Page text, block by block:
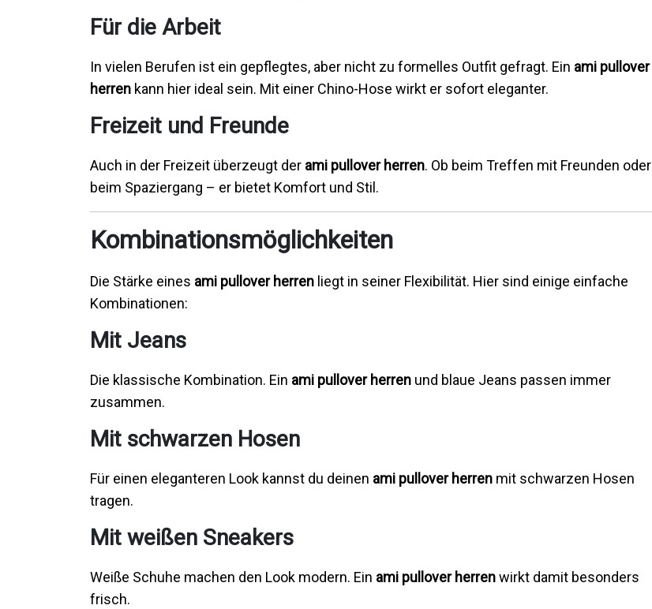
Für die Arbeit
In vielen Berufen ist ein gepflegtes, aber nicht zu formelles Outfit gefragt. Ein ami pullover
herren kann hier ideal sein. Mit einer Chino-Hose wirkt er sofort eleganter.
Freizeit und Freunde
Auch in der Freizeit überzeugt der ami pullover herren. Ob beim Treffen mit Freunden oder
beim Spaziergang – er bietet Komfort und Stil.
Kombinationsmöglichkeiten
Die Stärke eines ami pullover herren liegt in seiner Flexibilität. Hier sind einige einfache
Kombinationen:
Mit Jeans
Die klassische Kombination. Ein ami pullover herren und blaue Jeans passen immer
zusammen.
Mit schwarzen Hosen
Für einen eleganteren Look kannst du deinen ami pullover herren mit schwarzen Hosen
tragen.
Mit weißen Sneakers
Weiße Schuhe machen den Look modern. Ein ami pullover herrenwirkt damit besonders
frisch.